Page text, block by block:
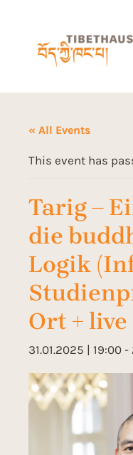
« All Events
This event has
Tarig –
die
Logik
Ort +
31.01.2025 | 19:00 -